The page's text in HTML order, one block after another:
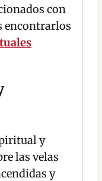
con
encontrarlos
y
las velas
y